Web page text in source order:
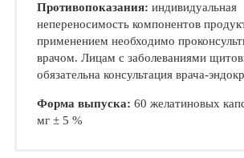
Противопоказания: индивидуальная
непереносимость ком­понентов
применением не­обходимо
врачом. Лицам с заболеваниями
обязательна консультация врача-
Форма выпуска: 60 желатиновых
мг ± 5 %